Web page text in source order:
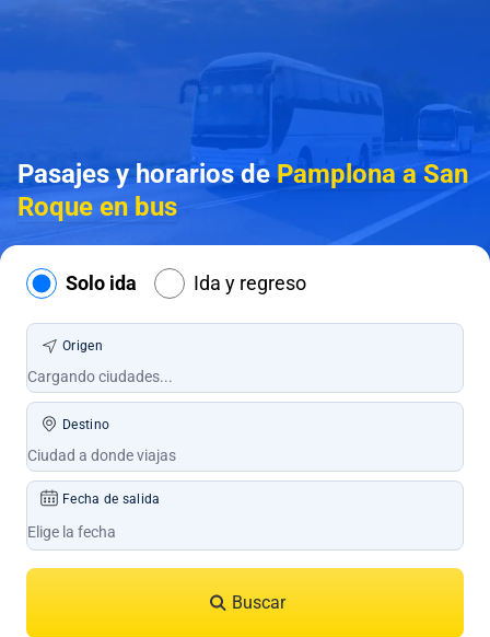
Pasajes y horarios dePamplona a San
Roque en bus
Solo ida Ida y regreso
Origen
Destino
Fecha de salida
Buscar